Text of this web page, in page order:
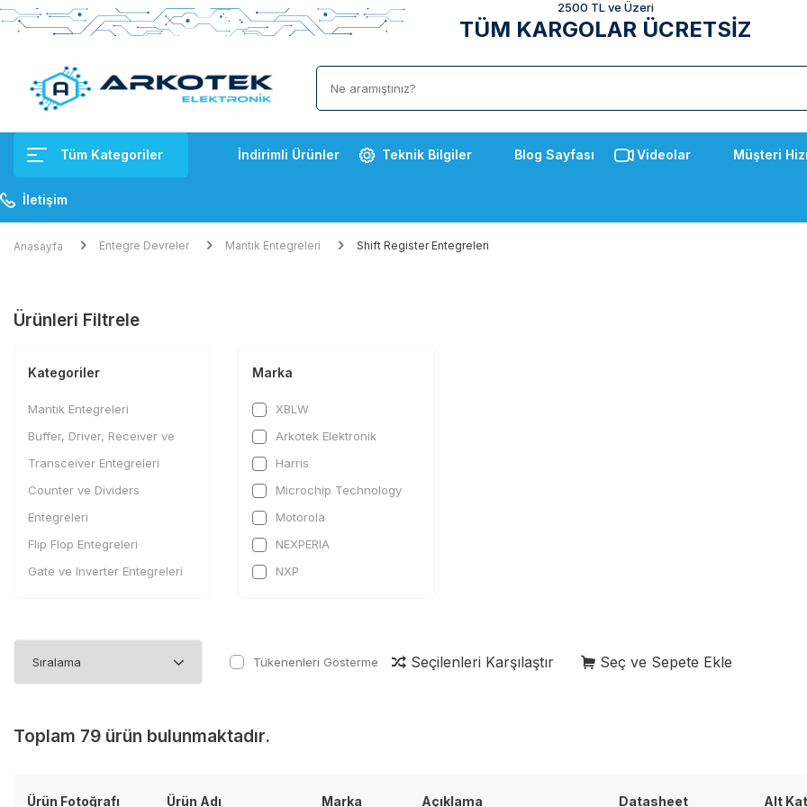
2500 TL ve Üzeri
TÜM KARGOLAR ÜCRETSİZ
Tüm Kategoriler İndirimli Ürünler Teknik Bilgiler Blog Sayfası Videolar Müşteri
İletişim
Anasayfa Entegre Devreler Mantık Entegreleri Shift Register Entegreleri
Ürünleri Filtrele
Kategoriler
Mantık Entegreleri
Buffer, Driver, Receiver ve
Transceiver Entegreleri
Counter ve Dividers
Entegreleri
Flip Flop Entegreleri
Gate ve Inverter Entegreleri
Entegreleri
Marka
XBLW
Arkotek Elektronik
Harris
Microchip Technology
Motorola
NEXPERIA
NXP
Tükenenleri Gösterme Seçilenleri Karşılaştır Seç ve Sepete Ekle
Toplam 79 ürün bulunmaktadır.
Ürün Fotoğrafı Ürün Adı Marka Açıklama Datasheet Alt